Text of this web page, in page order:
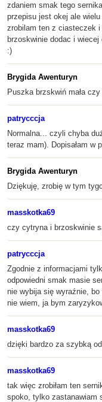
zdaniem smak tego
przepisu jest okej ale
zrobilam ten z ciasteczek
brzoskwinie dodac i
:)
Brygida Awenturyn
Puszka brzskwiń mała
patrycccja
Normalna... czyli chyba
teraz mam). Dopisałam w
Brygida Awenturyn
Dziękuję, zrobię w tym
masskotka69
czy cytryna i brzoskwinie
patrycccja
Zgodnie z informacjami
odpowiedni smak masie
nie wybija się wyraźnie,
nie wiem, ja bym
masskotka69
dzięki bardzo za szybką
masskotka69
tak więc zrobiłam ten
spoko, tylko zastanawiam